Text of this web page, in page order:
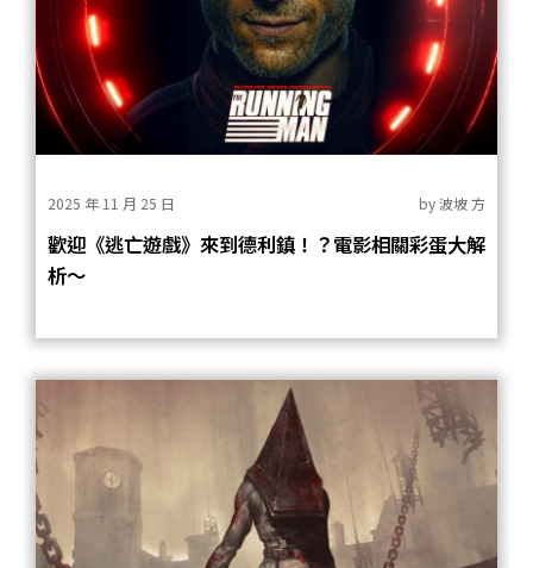
2025 年 11 月 25 日 by波坡 方
歡迎《逃亡遊戲》來到德利鎮！？電影相關彩蛋大解
析～